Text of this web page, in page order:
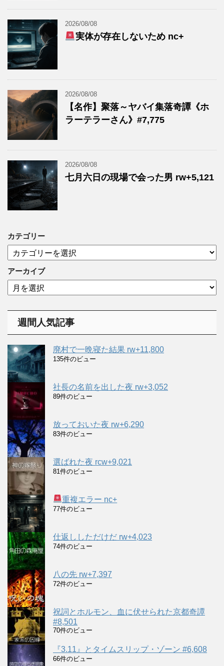
2026/08/08
実体が存在しないため nc+
2026/08/08
【名作】聚落～ヤバイ集落奇譚《ホ
ラーテラーさん》#7,775
2026/08/08
七月六日の現場で会った男 rw+5,121
カテゴリー
テ
ゴ
リ
ー
アーカイブ
ア
ー
週間人気記事
廃村で一晩寝た結果 rw+11,800
135件のビュー
社長の名前を出した夜 rw+3,052
89件のビュー
放っておいた夜 rw+6,290
83件のビュー
選ばれた夜 rcw+9,021
81件のビュー
重複エラー nc+
77件のビュー
仕返ししただけだ rw+4,023
74件のビュー
八の先 rw+7,397
72件のビュー
祝詞とホルモン、血に伏せられた京都奇譚
#8,501
70件のビュー
『3.11』とタイムスリップ・ゾーン #6,608
66件のビュー